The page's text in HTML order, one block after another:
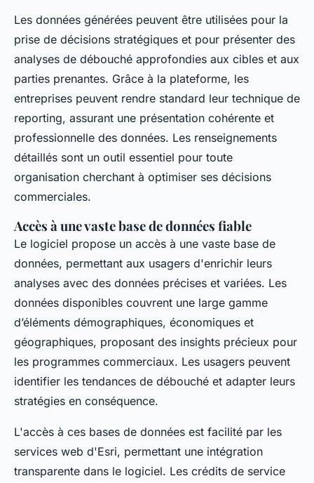
Les données générées peuvent être utilisées pour la
prise de décisions stratégiques et pour présenter des
analyses de débouché approfondies aux cibles et aux
parties prenantes. Grâce à la plateforme, les
entreprises peuvent rendre standard leur technique de
reporting, assurant une présentation cohérente et
professionnelle des données. Les renseignements
détaillés sont un outil essentiel pour toute
organisation cherchant à optimiser ses décisions
commerciales.
Accès à une vaste base de données fiable
Le logiciel propose un accès à une vaste base de
données, permettant aux usagers d'enrichir leurs
analyses avec des données précises et variées. Les
données disponibles couvrent une large gamme
d’éléments démographiques, économiques et
géographiques, proposant des insights précieux pour
les programmes commerciaux. Les usagers peuvent
identifier les tendances de débouché et adapter leurs
stratégies en conséquence.
L'accès à ces bases de données est facilité par les
services web d'Esri, permettant une intégration
transparente dans le logiciel. Les crédits de service